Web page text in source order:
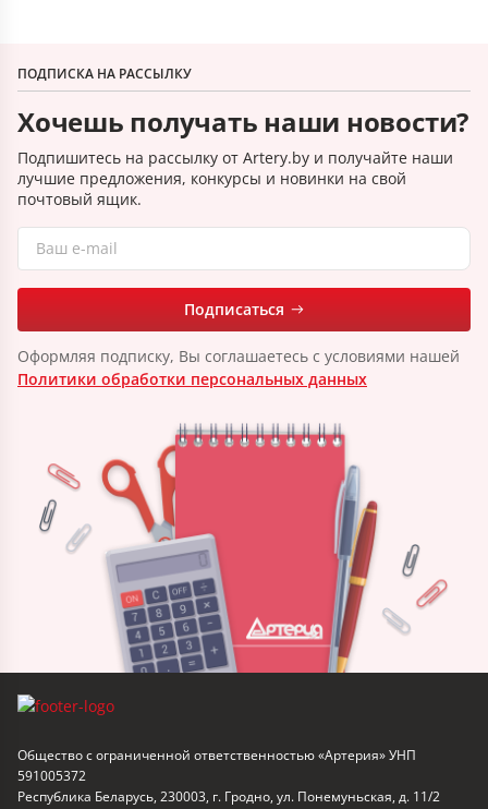
ПОДПИСКА НА РАССЫЛКУ
Хочешь получать наши новости?
Подпишитесь на рассылку от Artery.by и получайте наши
лучшие предложения, конкурсы и новинки на свой
почтовый ящик.
Подписаться
Оформляя подписку, Вы соглашаетесь с условиями нашей
Политики обработки персональных данных
Общество с ограниченной ответственностью «Артерия» УНП
591005372
Республика Беларусь, 230003, г. Гродно, ул. Понемуньская, д. 11/2